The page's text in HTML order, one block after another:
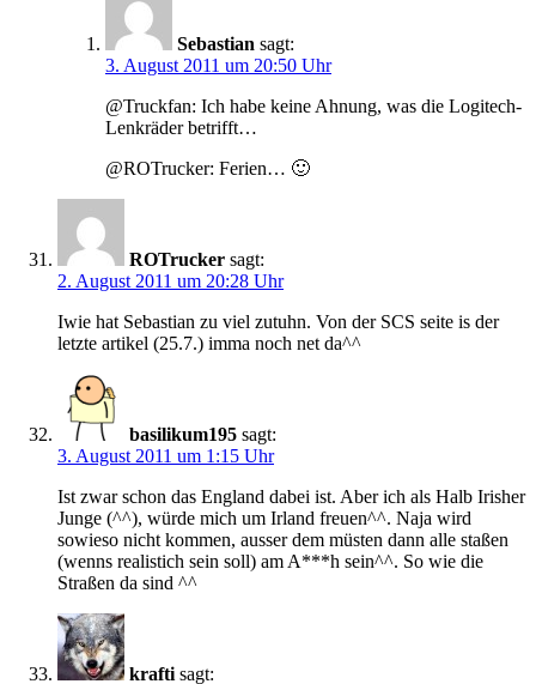
Sebastian sagt:
3. August 2011 um 20:50 Uhr
@Truckfan: Ich habe keine Ahnung, was die Logitech-
Lenkräder betrifft…
@ROTrucker: Ferien… 🙂
ROTrucker sagt:
2. August 2011 um 20:28 Uhr
Iwie hat Sebastian zu viel zutuhn. Von der SCS seite is der
letzte artikel (25.7.) imma noch net da^^
basilikum195 sagt:
3. August 2011 um 1:15 Uhr
Ist zwar schon das England dabei ist. Aber ich als Halb Irisher
Junge (^^), würde mich um Irland freuen^^. Naja wird
sowieso nicht kommen, ausser dem müsten dann alle staßen
(wenns realistich sein soll) am A***h sein^^. So wie die
Straßen da sind ^^
krafti sagt: